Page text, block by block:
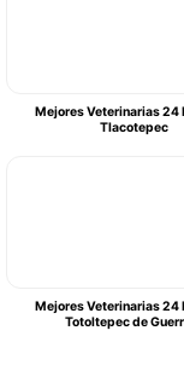
Mejores Veterinarias 24
Tlacotepec
Mejores Veterinarias 24
Totoltepec de